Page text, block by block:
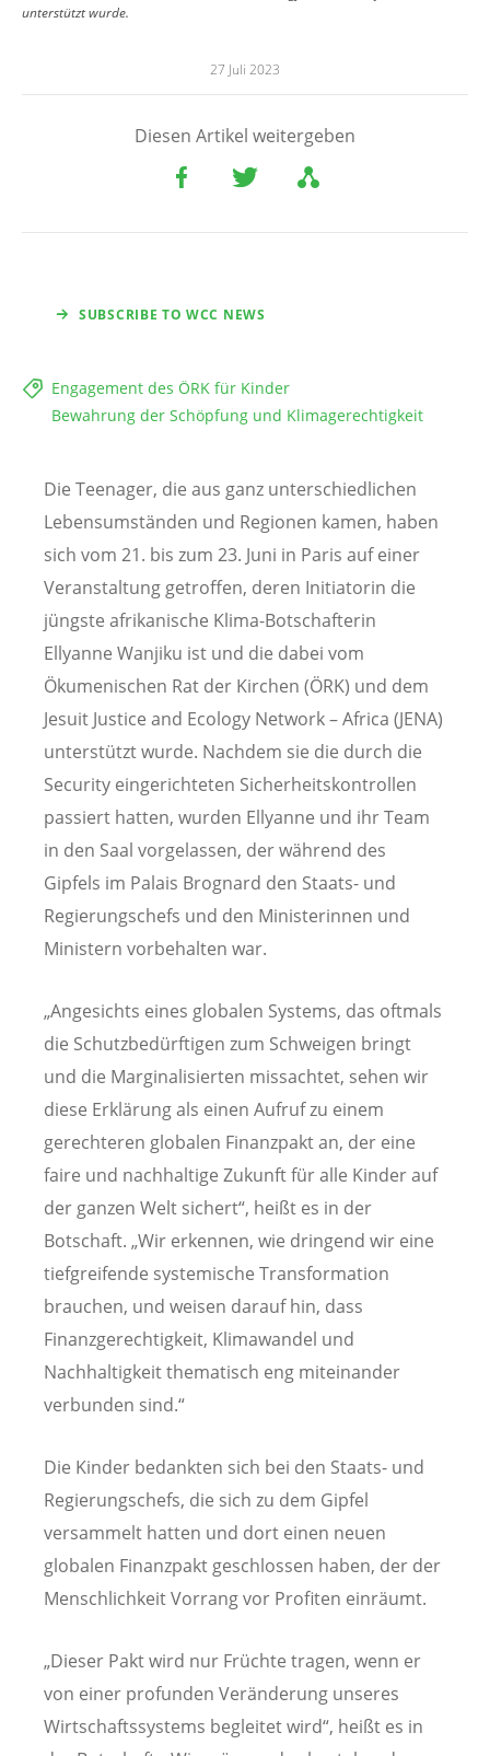
unterstützt wurde.
27 Juli 2023
Diesen Artikel weitergeben
SUBSCRIBE TO WCC NEWS
Engagement des ÖRK für Kinder
Bewahrung der Schöpfung und Klimagerechtigkeit
Die Teenager, die aus ganz unterschiedlichen
Lebensumständen und Regionen kamen, haben
sich vom 21. bis zum 23. Juni in Paris auf einer
Veranstaltung getroffen, deren Initiatorin die
jüngste afrikanische Klima-Botschafterin
Ellyanne Wanjiku ist und die dabei vom
Ökumenischen Rat der Kirchen (ÖRK) und dem
Jesuit Justice and Ecology Network – Africa (JENA)
unterstützt wurde. Nachdem sie die durch die
Security eingerichteten Sicherheitskontrollen
passiert hatten, wurden Ellyanne und ihr Team
in den Saal vorgelassen, der während des
Gipfels im Palais Brognard den Staats- und
Regierungschefs und den Ministerinnen und
Ministern vorbehalten war.
„Angesichts eines globalen Systems, das oftmals
die Schutzbedürftigen zum Schweigen bringt
und die Marginalisierten missachtet, sehen wir
diese Erklärung als einen Aufruf zu einem
gerechteren globalen Finanzpakt an, der eine
faire und nachhaltige Zukunft für alle Kinder auf
der ganzen Welt sichert“, heißt es in der
Botschaft. „Wir erkennen, wie dringend wir eine
tiefgreifende systemische Transformation
brauchen, und weisen darauf hin, dass
Finanzgerechtigkeit, Klimawandel und
Nachhaltigkeit thematisch eng miteinander
verbunden sind.“
Die Kinder bedankten sich bei den Staats- und
Regierungschefs, die sich zu dem Gipfel
versammelt hatten und dort einen neuen
globalen Finanzpakt geschlossen haben, der der
Menschlichkeit Vorrang vor Profiten einräumt.
„Dieser Pakt wird nur Früchte tragen, wenn er
von einer profunden Veränderung unseres
Wirtschaftssystems begleitet wird“, heißt es in